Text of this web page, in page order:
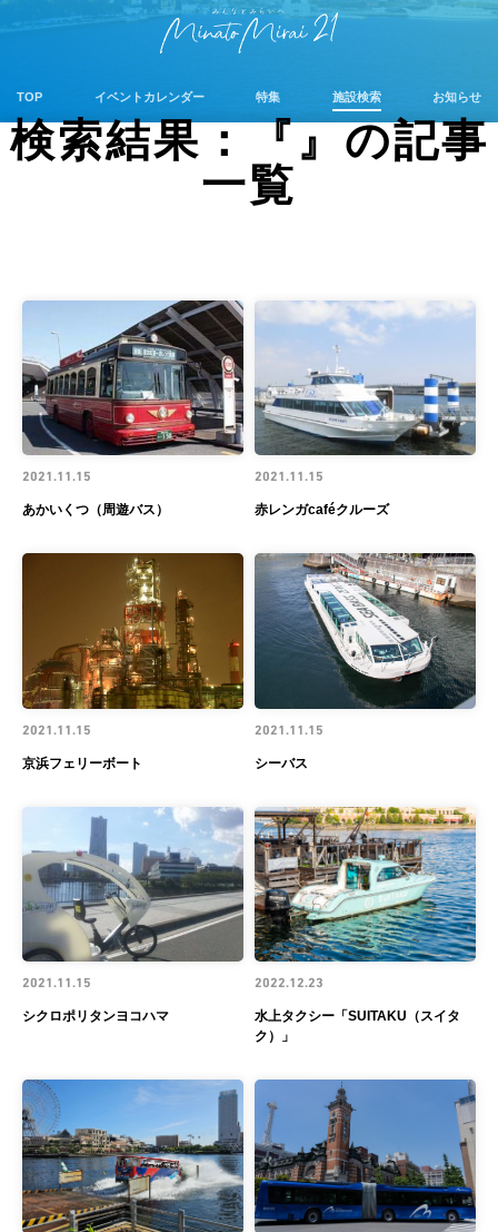
TOP イベントカレンダー 特集 施設検索 お知らせ
検索結果：『』の記事
一覧
あかいくつ（周遊バス）
2021.11.15
赤レンガcaféクルーズ
2021.11.15
京浜フェリーボート
2021.11.15
シーバス
2021.11.15
シクロポリタンヨコハマ
2021.11.15
水上タクシー「SUITAKU（スイタ
ク）」
2022.12.23